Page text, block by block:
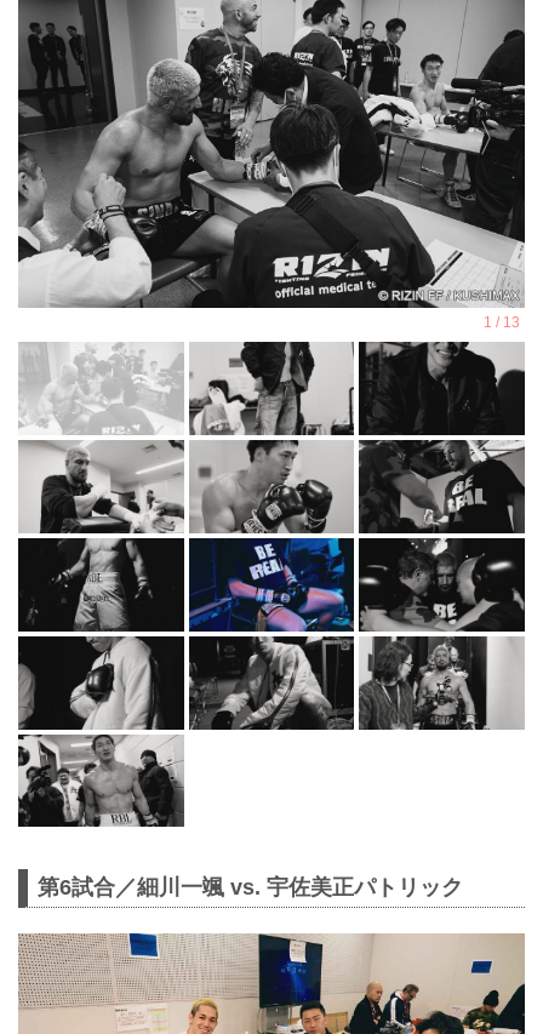
第6試合／細川一颯 vs. 宇佐美正パトリック